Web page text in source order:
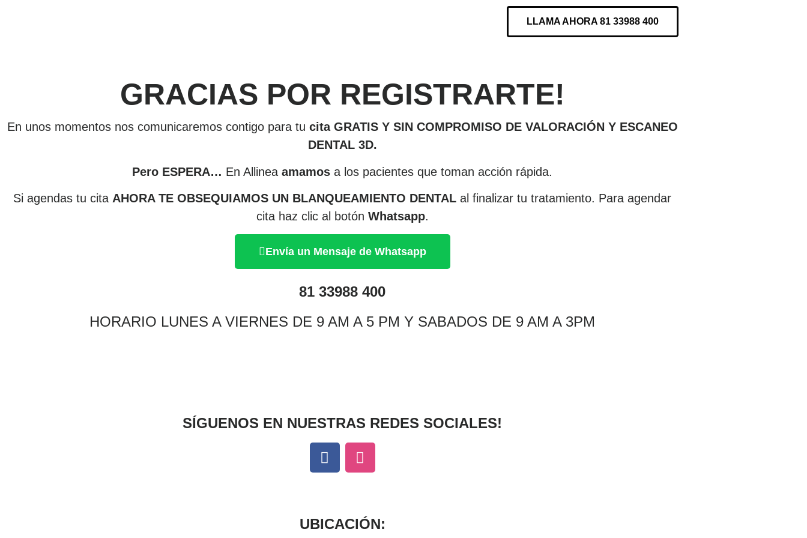
LLAMA AHORA 81 33988 400
GRACIAS POR REGISTRARTE!
En unos momentos nos comunicaremos contigo para tu cita GRATIS Y SIN COMPROMISO DE VALORACIÓN Y ESCANEO
DENTAL 3D.
Pero ESPERA… En Allinea amamos a los pacientes que toman acción rápida.
Si agendas tu cita AHORA TE OBSEQUIAMOS UN BLANQUEAMIENTO DENTAL al finalizar tu tratamiento. Para agendar
cita haz clic al botón Whatsapp.
Envía un Mensaje de Whatsapp
81 33988 400
HORARIO LUNES A VIERNES DE 9 AM A 5 PM Y SABADOS DE 9 AM A 3PM
SÍGUENOS EN NUESTRAS REDES SOCIALES!
UBICACIÓN: